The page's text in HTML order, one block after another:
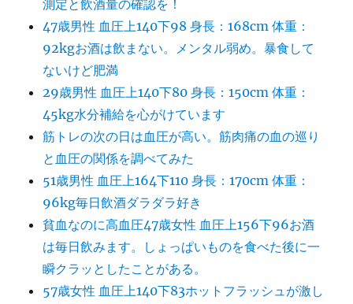
測定と飲酒量の確認を！
47歳男性 血圧上140下98 身長：168cm 体重：
92kgお酒は飲まない。メンタル弱め。暴食して
ないけど肥満
29歳男性 血圧上140下80 身長：150cm 体重：
45kg水分補給を心がけています
筋トレの次の日は血圧が高い。筋肉痛の血の巡り
と血圧の関係を調べてみた
51歳男性 血圧上164下110 身長：170cm 体重：
96kg毎日飲酒ダラダラ好き
貧血なのに高血圧47歳女性 血圧上156下96お酒
は毎日飲みます。しょっぱいものを食べた後に一
瞬クラッとしたことがある。
57歳女性 血圧上140下83ホットフラッシュが激し